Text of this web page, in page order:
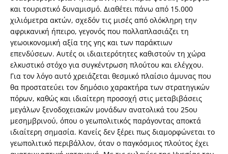
και τουριστικό δυναμισμό. Διαθέτει πάνω από 15.000
χιλιόμετρα ακτών, σχεδόν τις μισές από ολόκληρη την
αφρικανική ήπειρο, γεγονός που πολλαπλασιάζει τη
γεωοικονομική αξία της γης και των παράκτιων
επενδύσεων. Αυτές οι ιδιαιτερότητες καθιστούν τη χώρα
ελκυστικό στόχο για συγκέντρωση πλούτου και ελέγχου.
Για τον λόγο αυτό χρειάζεται θεσμικό πλαίσιο άμυνας που
θα προστατεύει τον δημόσιο χαρακτήρα των στρατηγικών
πόρων, καθώς και ιδιαίτερη προσοχή στις μεταβιβάσεις
μεγάλων ξενοδοχειακών μονάδων ανατολικά του 25ου
μεσημβρινού, όπου ο γεωπολιτικός παράγοντας αποκτά
ιδιαίτερη σημασία. Κανείς δεν ξέρει πως διαμορφώνεται το
γεωπολιτικό περιβάλλον, όταν ο παγκόσμιος πλούτος έχει